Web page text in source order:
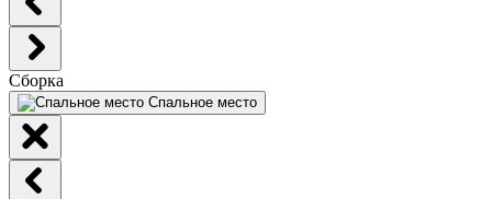
Сборка
Спальное место